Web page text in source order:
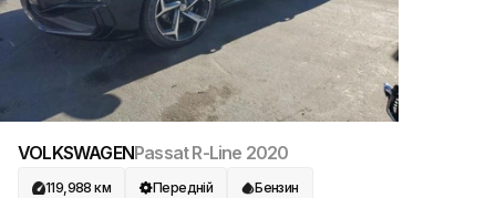
VOLKSWAGENPassat R-Line 2020
119,988 км Передній Бензин